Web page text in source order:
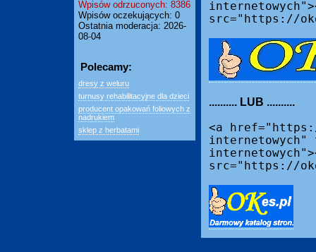
Wpisów odrzuconych: 8386
Wpisów oczekujących: 0
Ostatnia moderacja: 2026-
08-04
Polecamy:
dresy z weluru
turnusy rehabilitacyjne dla dzieci
producent opakowań foliowych z
nadrukiem
sklep z herbatami
src="https://
.......... LUB ..........
<a
internetowych"
src="https://